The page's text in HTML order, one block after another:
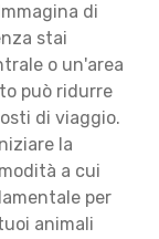
di
stai
o un'area
può ridurre
di viaggio.
la
a cui
per
animali